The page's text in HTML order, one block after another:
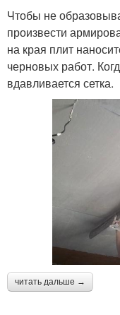
Чтобы не
произвести
на края плит
черновых работ.
вдавливается сетка.
читать дальше →